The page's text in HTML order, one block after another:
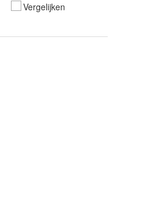
Vergelijken